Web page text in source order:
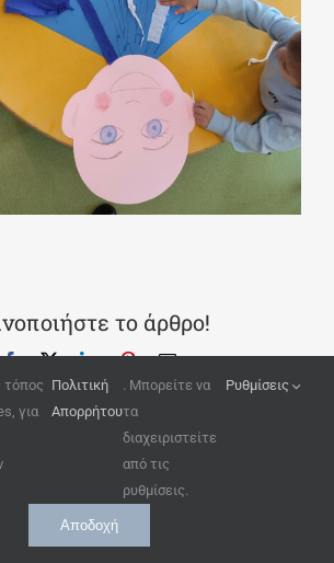
το άρθρο!
Facebook
X LinkedInPinterestEmail
τόπος
για
Πολιτική
Απορρήτου
. Μπορείτε να
τα
διαχειριστείτε
από τις
ρυθμίσεις.
Ρυθμίσεις
Αποδοχή